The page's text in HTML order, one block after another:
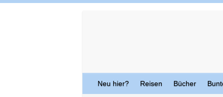
Neu hier? Reisen Bücher